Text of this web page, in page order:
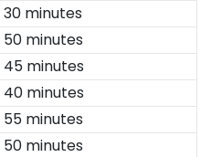
30 minutes
50 minutes
45 minutes
40 minutes
55 minutes
50 minutes